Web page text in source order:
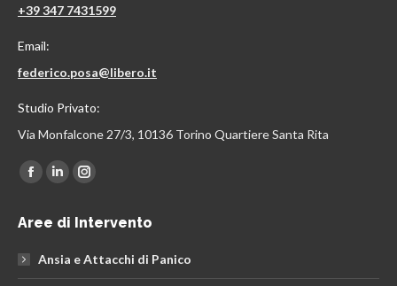
+39 347 7431599
Email:
federico.posa@libero.it
Studio Privato:
Via Monfalcone 27/3, 10136 Torino Quartiere Santa Rita
Find us on:
Facebook
opens
in
Linkedin
opens
Instagram
opens
Aree di Intervento
Ansia e Attacchi di Panico